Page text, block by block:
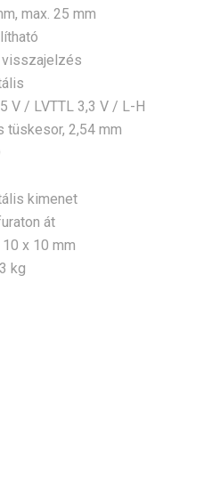
max. 25 mm
visszajelzés
V / LVTTL 3,3 V / L-H
tüskesor, 2,54 mm
kimenet
át
x 10 mm
kg